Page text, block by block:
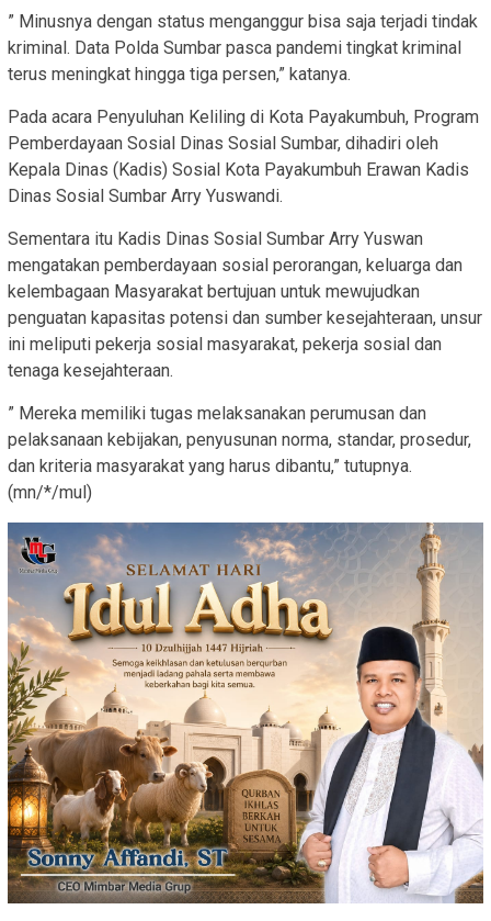
” Minusnya dengan status menganggur bisa saja terjadi tindak
kriminal. Data Polda Sumbar pasca pandemi tingkat kriminal
terus meningkat hingga tiga persen,” katanya.
Pada acara Penyuluhan Keliling di Kota Payakumbuh, Program
Pemberdayaan Sosial Dinas Sosial Sumbar, dihadiri oleh
Kepala Dinas (Kadis) Sosial Kota Payakumbuh Erawan Kadis
Dinas Sosial Sumbar Arry Yuswandi.
Sementara itu Kadis Dinas Sosial Sumbar Arry Yuswan
mengatakan pemberdayaan sosial perorangan, keluarga dan
kelembagaan Masyarakat bertujuan untuk mewujudkan
penguatan kapasitas potensi dan sumber kesejahteraan, unsur
ini meliputi pekerja sosial masyarakat, pekerja sosial dan
tenaga kesejahteraan.
” Mereka memiliki tugas melaksanakan perumusan dan
pelaksanaan kebijakan, penyusunan norma, standar, prosedur,
dan kriteria masyarakat yang harus dibantu,” tutupnya.
(mn/*/mul)